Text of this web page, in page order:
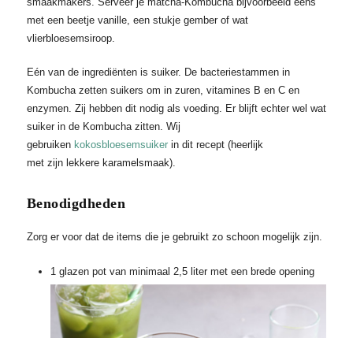
met een beetje vanille, een stukje gember of wat
vlierbloesemsiroop.
Eén van de ingrediënten is suiker. De bacteriestammen in
Kombucha zetten suikers om in zuren, vitamines B en C en
enzymen. Zij hebben dit nodig als voeding. Er blijft echter wel wat
suiker in de Kombucha zitten. Wij
gebruiken kokosbloesemsuikerin dit recept (heerlijk
met zijn lekkere karamelsmaak).
Benodigdheden
Zorg er voor dat de items die je gebruikt zo schoon mogelijk zijn.
1 glazen pot van minimaal 2,5 liter met een brede opening